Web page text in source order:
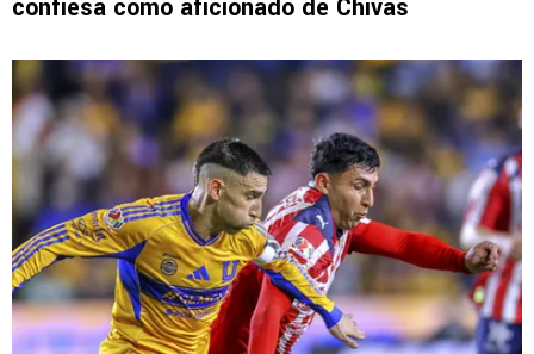
confiesa como aficionado de Chivas